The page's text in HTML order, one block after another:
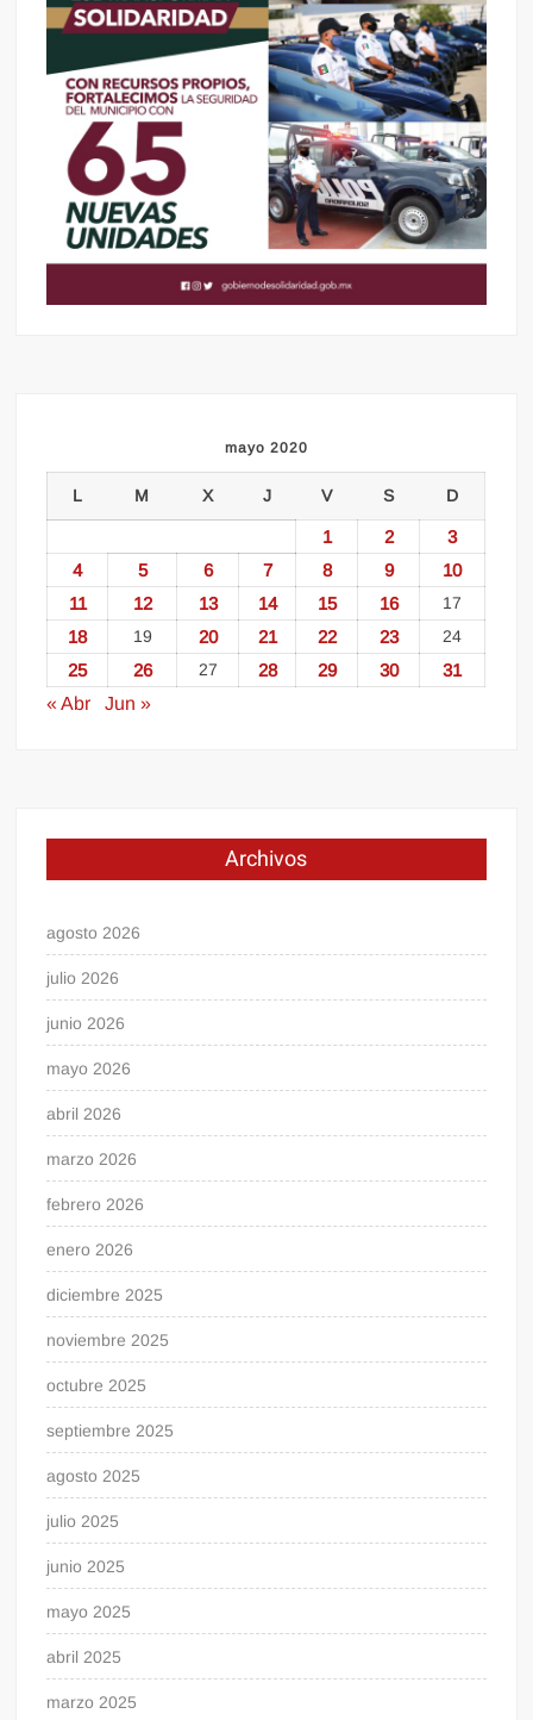
mayo 2020
L M X J V S D
1 2
3
4
5 6 7 8 9
10
11
12 13 14 15 16 17
18 19 20 21 22 23 24
25 26 27 28 29 30
31
« Abr
Jun »
Archivos
agosto 2026
julio 2026
junio 2026
mayo 2026
abril 2026
marzo 2026
febrero 2026
enero 2026
diciembre 2025
noviembre 2025
octubre 2025
septiembre 2025
agosto 2025
julio 2025
junio 2025
mayo 2025
abril 2025
marzo 2025